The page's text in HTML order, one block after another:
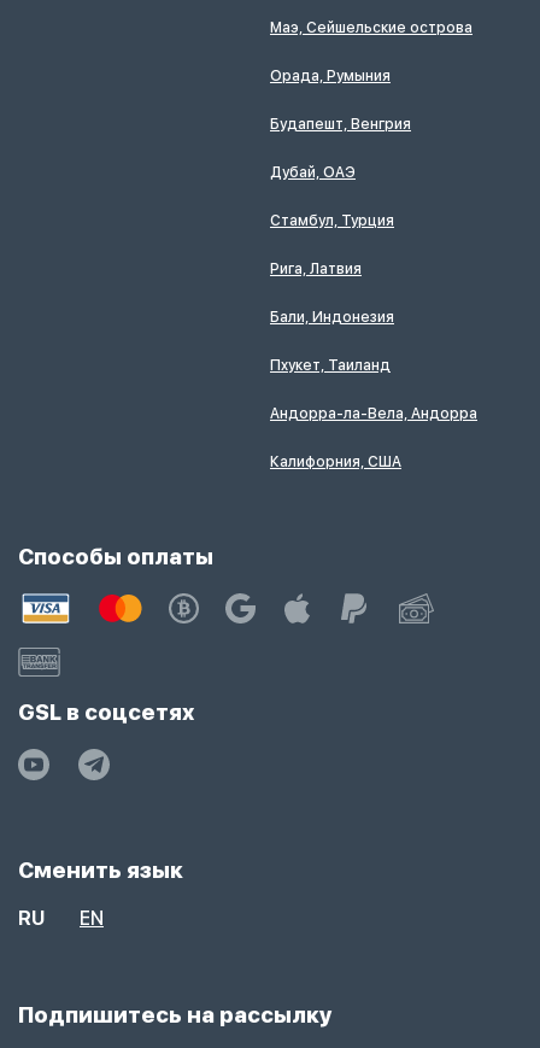
Маэ, Сейшельские острова
Орада, Румыния
Будапешт, Венгрия
Дубай, ОАЭ
Стамбул, Турция
Рига, Латвия
Бали, Индонезия
Пхукет, Таиланд
Андорра-ла-Вела, Андорра
Калифорния, США
Способы оплаты
GSL в соцсетях
Сменить язык
RU EN
Подпишитесь на рассылку